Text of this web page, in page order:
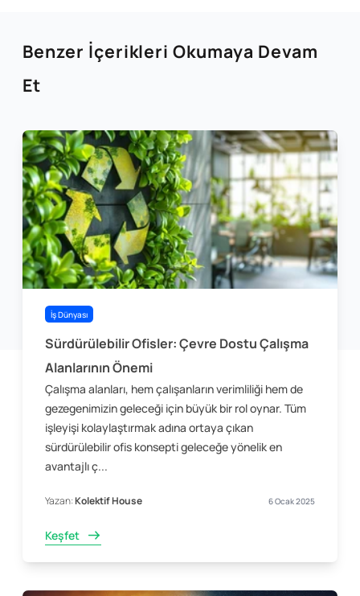
Benzer İçerikleri Okumaya Devam
Et
İş Dünyası
Sürdürülebilir Ofisler: Çevre Dostu Çalışma
Alanlarının Önemi
Çalışma alanları, hem çalışanların verimliliği hem de
gezegenimizin geleceği için büyük bir rol oynar. Tüm
işleyişi kolaylaştırmak adına ortaya çıkan
sürdürülebilir ofis konsepti geleceğe yönelik en
avantajlı ç...
Yazan:Kolektif House 6 Ocak 2025
Keşfet